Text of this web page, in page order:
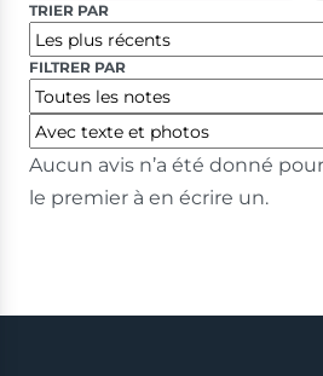
TRIER PAR
FILTRER PAR
Aucun avis n’a été donné
le premier à en écrire un.